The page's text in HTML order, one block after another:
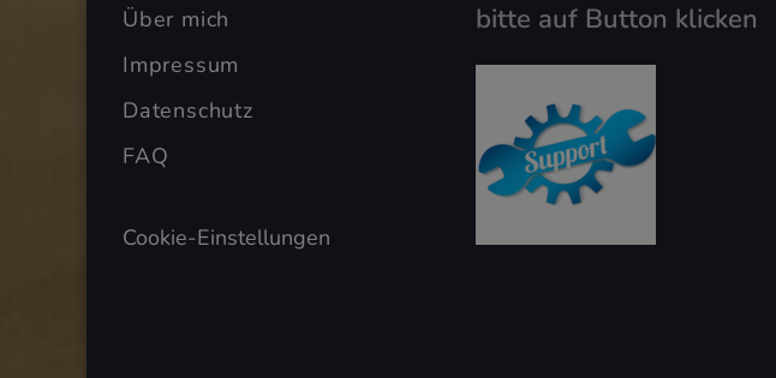
Über mich
Impressum
Datenschutz
FAQ
Cookie-Einstellungen
bitte auf Button klicken